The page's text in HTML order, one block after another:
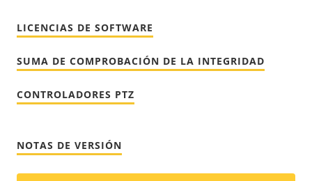
LICENCIAS DE SOFTWARE
SUMA DE COMPROBACIÓN DE LA INTEGRIDAD
CONTROLADORES PTZ
NOTAS DE VERSIÓN